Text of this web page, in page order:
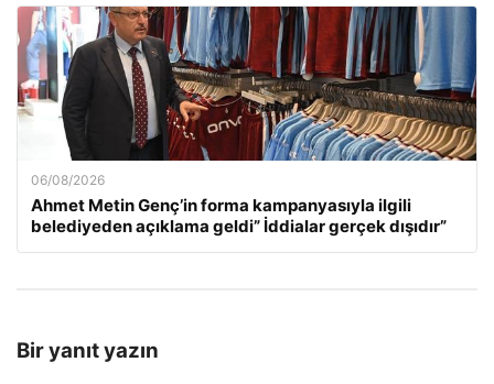
06/08/2026
Ahmet Metin Genç’in forma kampanyasıyla ilgili
belediyeden açıklama geldi” İddialar gerçek dışıdır”
Bir yanıt yazın